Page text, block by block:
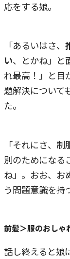
応をする娘。
「あるいはさ、
い、とかね」と
れ最高！」と目
題解決について
た。
「それにさ、
別のためになる
ね」。おお、お
う問題意識を持
前髪＞服のおしゃ
話し終えると娘